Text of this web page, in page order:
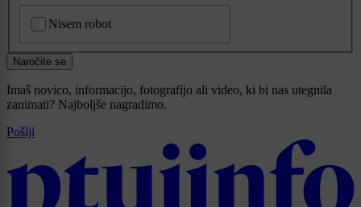
Nisem robot
Naročite se
Imaš novico, informacijo, fotografijo ali video, ki bi nas utegnila
zanimati? Najboljše nagradimo.
Pošlji